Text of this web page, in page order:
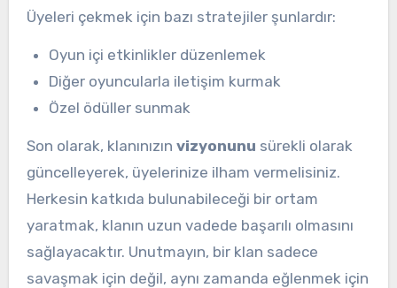
Üyeleri çekmek için bazı stratejiler şunlardır:
Oyun içi etkinlikler düzenlemek
Diğer oyuncularla iletişim kurmak
Özel ödüller sunmak
Son olarak, klanınızın vizyonunu sürekli olarak
güncelleyerek, üyelerinize ilham vermelisiniz.
Herkesin katkıda bulunabileceği bir ortam
yaratmak, klanın uzun vadede başarılı olmasını
sağlayacaktır. Unutmayın, bir klan sadece
savaşmak için değil, aynı zamanda eğlenmek için